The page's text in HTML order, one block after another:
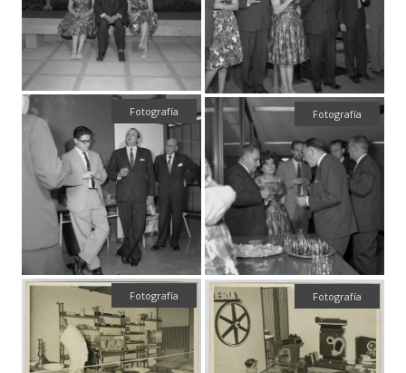
Fotografía Fotografía
Fotografía Fotografía